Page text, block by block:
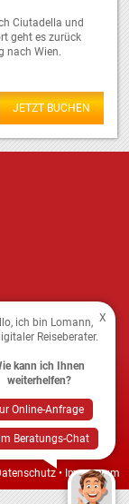
Ciutadella und
geht es zurück
nach Wien.
JETZT BUCHEN
• Impressum
X
ich bin Lomann,
Reiseberater.
kann ich Ihnen
weiterhelfen?
Online-Anfrage
Beratungs-Chat